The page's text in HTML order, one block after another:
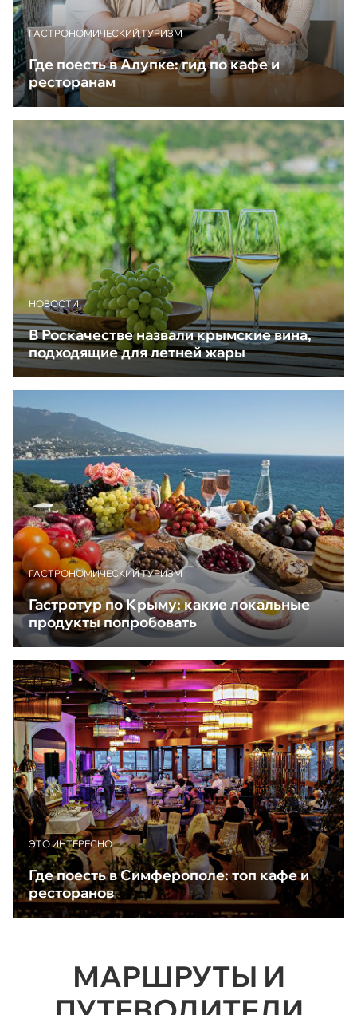
ГАСТРОНОМИЧЕСКИЙ ТУРИЗМ
Где поесть в Алупке: гид по кафе и
ресторанам
НОВОСТИ
В Роскачестве назвали крымские вина,
подходящие для летней жары
ГАСТРОНОМИЧЕСКИЙ ТУРИЗМ
Гастротур по Крыму: какие локальные
продукты попробовать
ЭТО ИНТЕРЕСНО
Где поесть в Симферополе: топ кафе и
ресторанов
МАРШРУТЫ И